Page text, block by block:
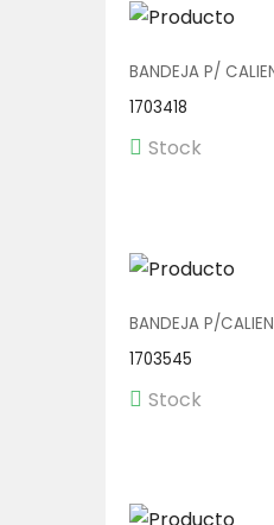
BANDEJA P/
1703418
Stock
BANDEJA P/
1703545
Stock